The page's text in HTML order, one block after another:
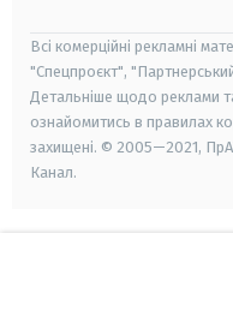
Всі комерційні рекламні
"Спецпроєкт",
Детальніше щодо реклами
ознайомитись в правилах
захищені. © 2005—2021,
Канал.